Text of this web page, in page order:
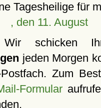
Tagesheilige für
, den 11. August
schicken
jeden Morgen
Zum
Formular